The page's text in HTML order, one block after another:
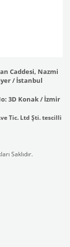
Caddesi, Nazmi
/ İstanbul
3D Konak / İzmir
Tic. Ltd Şti. tescilli
Saklıdır.